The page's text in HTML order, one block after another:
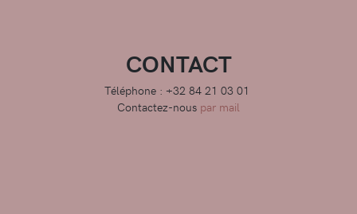
CONTACT
Téléphone : +32 84 21 03 01
Contactez-nous par mail